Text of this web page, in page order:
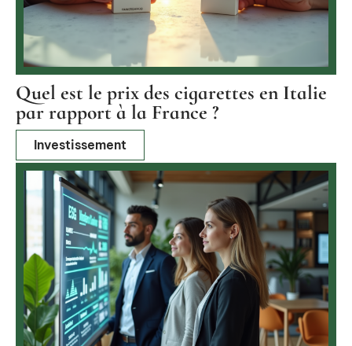
Quel est le prix des cigarettes en Italie
par rapport à la France ?
Investissement